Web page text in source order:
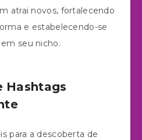
atrai novos, fortalecendo
e estabelecendo-se
seu nicho.
Hashtags
para a descoberta de